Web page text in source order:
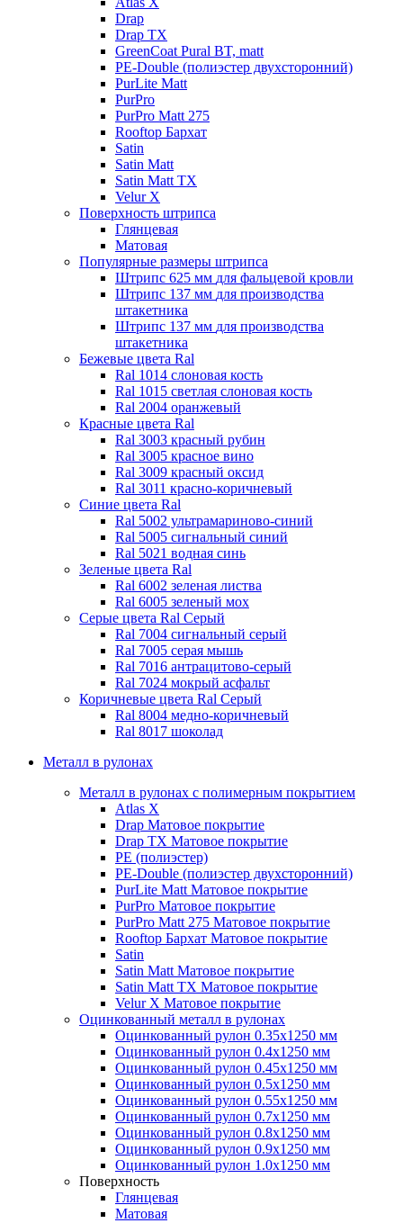
Drap
Drap TX
GreenCoat Pural BT, matt
PE-Double (полиэстер двухсторонний)
PurLite Мatt
PurPro
PurPro Matt 275
Rooftop Бархат
Satin
Satin Мatt
Satin Matt TX
Velur X
Поверхность штрипса
Глянцевая
Матовая
Популярные размеры штрипса
Штрипс 625 мм для фальцевой кровли
Штрипс 137 мм для производства
штакетника
Штрипс 137 мм для производства
штакетника
Бежевые цвета Ral
Ral 1014 слоновая кость
Ral 1015 светлая слоновая кость
Ral 2004 оранжевый
Красные цвета Ral
Ral 3003 красный рубин
Ral 3005 красное вино
Ral 3009 красный оксид
Ral 3011 красно-коричневый
Синие цвета Ral
Ral 5002 ультрамариново-синий
Ral 5005 сигнальный синий
Ral 5021 водная синь
Зеленые цвета Ral
Ral 6002 зеленая листва
Ral 6005 зеленый мох
Серые цвета Ral Серый
Ral 7004 сигнальный серый
Ral 7005 серая мышь
Ral 7016 антрацитово-серый
Ral 7024 мокрый асфальт
Коричневые цвета Ral Серый
Ral 8004 медно-коричневый
Ral 8017 шоколад
Металл в рулонах
Металл в рулонах с полимерным покрытием
Atlas X
Drap Матовое покрытие
Drap TX Матовое покрытие
PE (полиэстер)
PE-Double (полиэстер двухсторонний)
PurLite МattМатовое покрытие
PurPro Матовое покрытие
PurPro Matt 275 Матовое покрытие
Rooftop Бархат Матовое покрытие
Satin
Satin МattМатовое покрытие
Satin Matt TX Матовое покрытие
Velur X Матовое покрытие
Оцинкованный металл в рулонах
Оцинкованный рулон 0.35х1250 мм
Оцинкованный рулон 0.4х1250 мм
Оцинкованный рулон 0.45х1250 мм
Оцинкованный рулон 0.5х1250 мм
Оцинкованный рулон 0.55х1250 мм
Оцинкованный рулон 0.7х1250 мм
Оцинкованный рулон 0.8х1250 мм
Оцинкованный рулон 0.9х1250 мм
Оцинкованный рулон 1.0х1250 мм
Поверхность
Глянцевая
Матовая